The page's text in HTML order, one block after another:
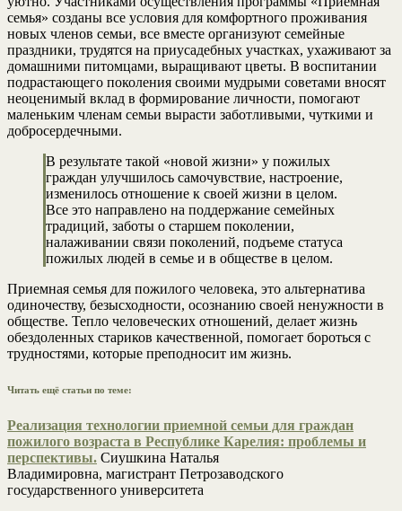
семья» созданы все условия для комфортного проживания
новых членов семьи, все вместе организуют семейные
праздники, трудятся на приусадебных участках, ухаживают за
домашними питомцами, выращивают цветы. В воспитании
подрастающего поколения своими мудрыми советами вносят
неоценимый вклад в формирование личности, помогают
маленьким членам семьи вырасти заботливыми, чуткими и
добросердечными.
В результате такой «новой жизни» у пожилых
граждан улучшилось самочувствие, настроение,
изменилось отношение к своей жизни в целом.
Все это направлено на поддержание семейных
традиций, заботы о старшем поколении,
налаживании связи поколений, подъеме статуса
пожилых людей в семье и в обществе в целом.
Приемная семья для пожилого человека, это альтернатива
одиночеству, безысходности, осознанию своей ненужности в
обществе. Тепло человеческих отношений, делает жизнь
обездоленных стариков качественной, помогает бороться с
трудностями, которые преподносит им жизнь.
Читать ещё статьи по теме:
Реализация технологии приемной семьи для граждан
пожилого возраста в Республике Карелия: проблемы и
перспективы. Сиушкина Наталья
Владимировна, магистрант Петрозаводского
государственного университета